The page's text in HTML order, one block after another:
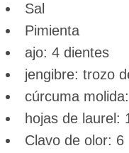
Sal
Pimienta
ajo: 4 dientes
jengibre: trozo
cúrcuma
hojas de laurel:
Clavo de olor: 6